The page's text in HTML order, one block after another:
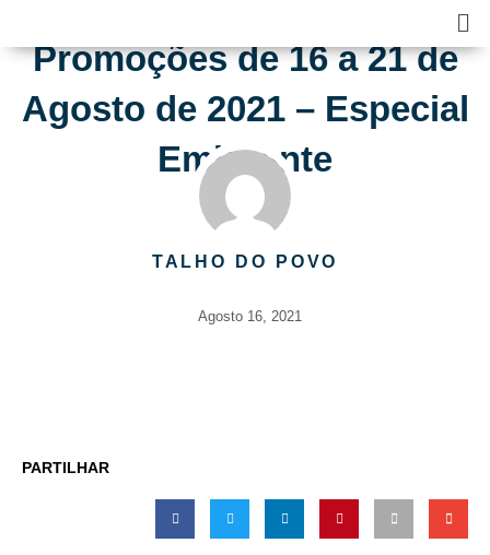
contentPromoções de 16 a 21 de
Agosto de 2021 – Especial
Emigrante
TALHO DO POVO
Agosto 16, 2021
PARTILHAR